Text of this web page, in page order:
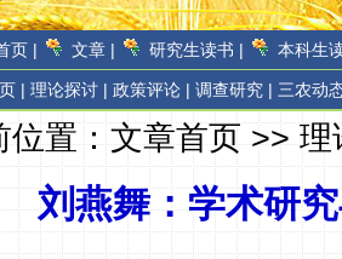
页 | 文章 | 研究生读书 | 本科生
| 理论探讨 | 政策评论 | 调查研究 | 三农动
位置：文章首页>>理
刘燕舞：学术研